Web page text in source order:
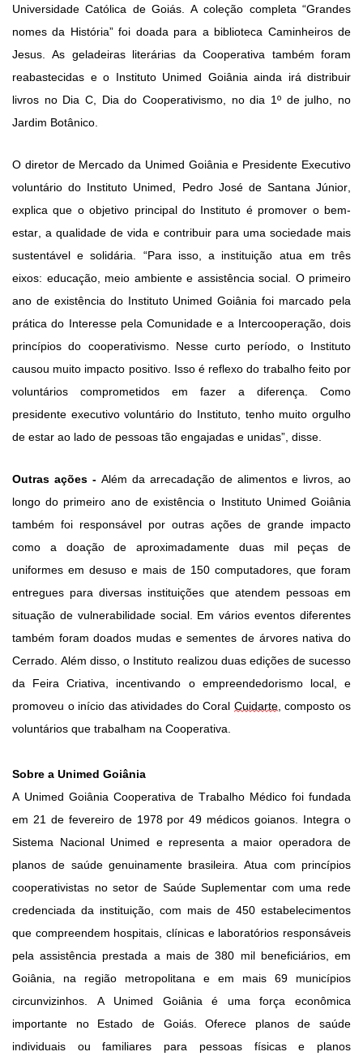
Universidade Católica de Goiás. A coleção completa “Grandes
nomes da História” foi doada para a biblioteca Caminheiros de
Jesus. As geladeiras literárias da Cooperativa também foram
reabastecidas e o Instituto Unimed Goiânia ainda irá distribuir
livros no Dia C, Dia do Cooperativismo, no dia 1º de julho, no
Jardim Botânico.
O diretor de Mercado da Unimed Goiânia e Presidente Executivo
voluntário do Instituto Unimed, Pedro José de Santana Júnior,
explica que oobjetivo principaldo Instituto épromover o bem-
estar, a qualidade de vida e contribuir para uma sociedade mais
sustentável e solidária. “Paraisso, a instituição atua em três
eixos: educação, meio ambiente e assistência social. O primeiro
ano de existência do Instituto Unimed Goiânia foi marcado pela
prática do Interesse pela Comunidade e a Intercooperação, dois
princípios do cooperativismo. Nesse curto período, o Instituto
causou muito impacto positivo. Issoé reflexo do trabalho feito por
voluntários comprometidos em fazer a diferença. Como
presidente executivo voluntário do Instituto, tenho muito orgulho
de estar ao lado de pessoas tão engajadas e unidas”, disse.
Outras ações - Além da arrecadação de alimentos e livros, ao
longo do primeiro ano de existência o Instituto Unimed Goiânia
também foi responsável por outras ações de grande impacto
como a doação de aproximadamente duas mil peças de
uniformes em desuso e mais de 150 computadores, que foram
entregues para diversas instituições que atendem pessoas em
situação de vulnerabilidade social. Em vários eventosdiferentes
também foramdoados mudas e sementes de árvores nativa do
Cerrado.Além disso,o Instituto realizou duas edições de sucesso
da Feira Criativa, incentivando o empreendedorismo local, e
promoveu o início das atividades do Coral Cuidarte, composto os
voluntários que trabalham na Cooperativa.
Sobre a Unimed Goiânia
A Unimed Goiânia Cooperativa de Trabalho Médico foi fundada
em 21 de fevereiro de 1978 por 49 médicos goianos. Integra o
Sistema Nacional Unimed e representa a maior operadora de
planos de saúde genuinamente brasileira. Atua com princípios
cooperativistas no setor de Saúde Suplementar com uma rede
credenciada da instituição, com mais de 450 estabelecimentos
que compreendem hospitais, clínicas e laboratórios responsáveis
pela assistência prestada a mais de 380 mil beneficiários, em
Goiânia, na região metropolitana e em mais 69 municípios
circunvizinhos. A Unimed Goiânia é uma força econômica
importante no Estado de Goiás. Oferece planos de saúde
individuais ou familiares para pessoas físicas e planos